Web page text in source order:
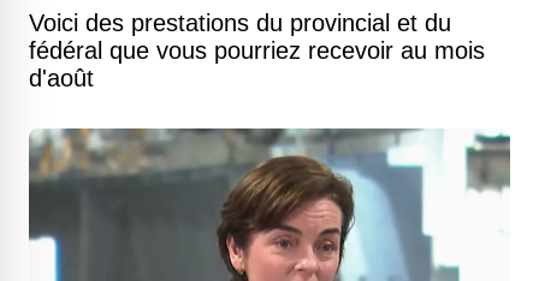
Voici des prestations du provincial et du
fédéral que vous pourriez recevoir au mois
d'août